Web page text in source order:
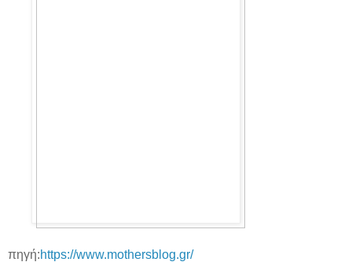
πηγή:https://www.mothersblog.gr/